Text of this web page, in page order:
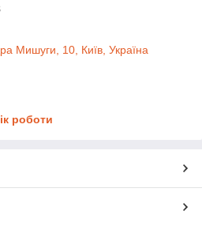
Мишуги, 10, Київ, Україна
роботи